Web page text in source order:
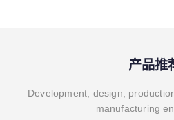
产品推
Development, design,
manufacturing